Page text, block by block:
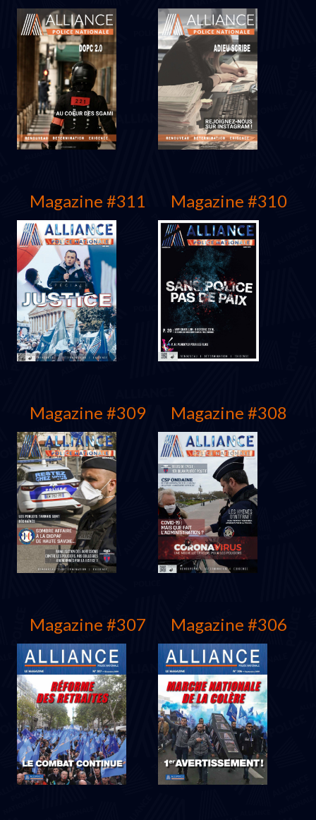
Mars 2022 Mars 2022
Magazine #311
Juin 2021
Magazine #310
Mars 2021
Magazine #309
Décembre 2020
Magazine #308
Juin 2020
Magazine #307 Magazine #306